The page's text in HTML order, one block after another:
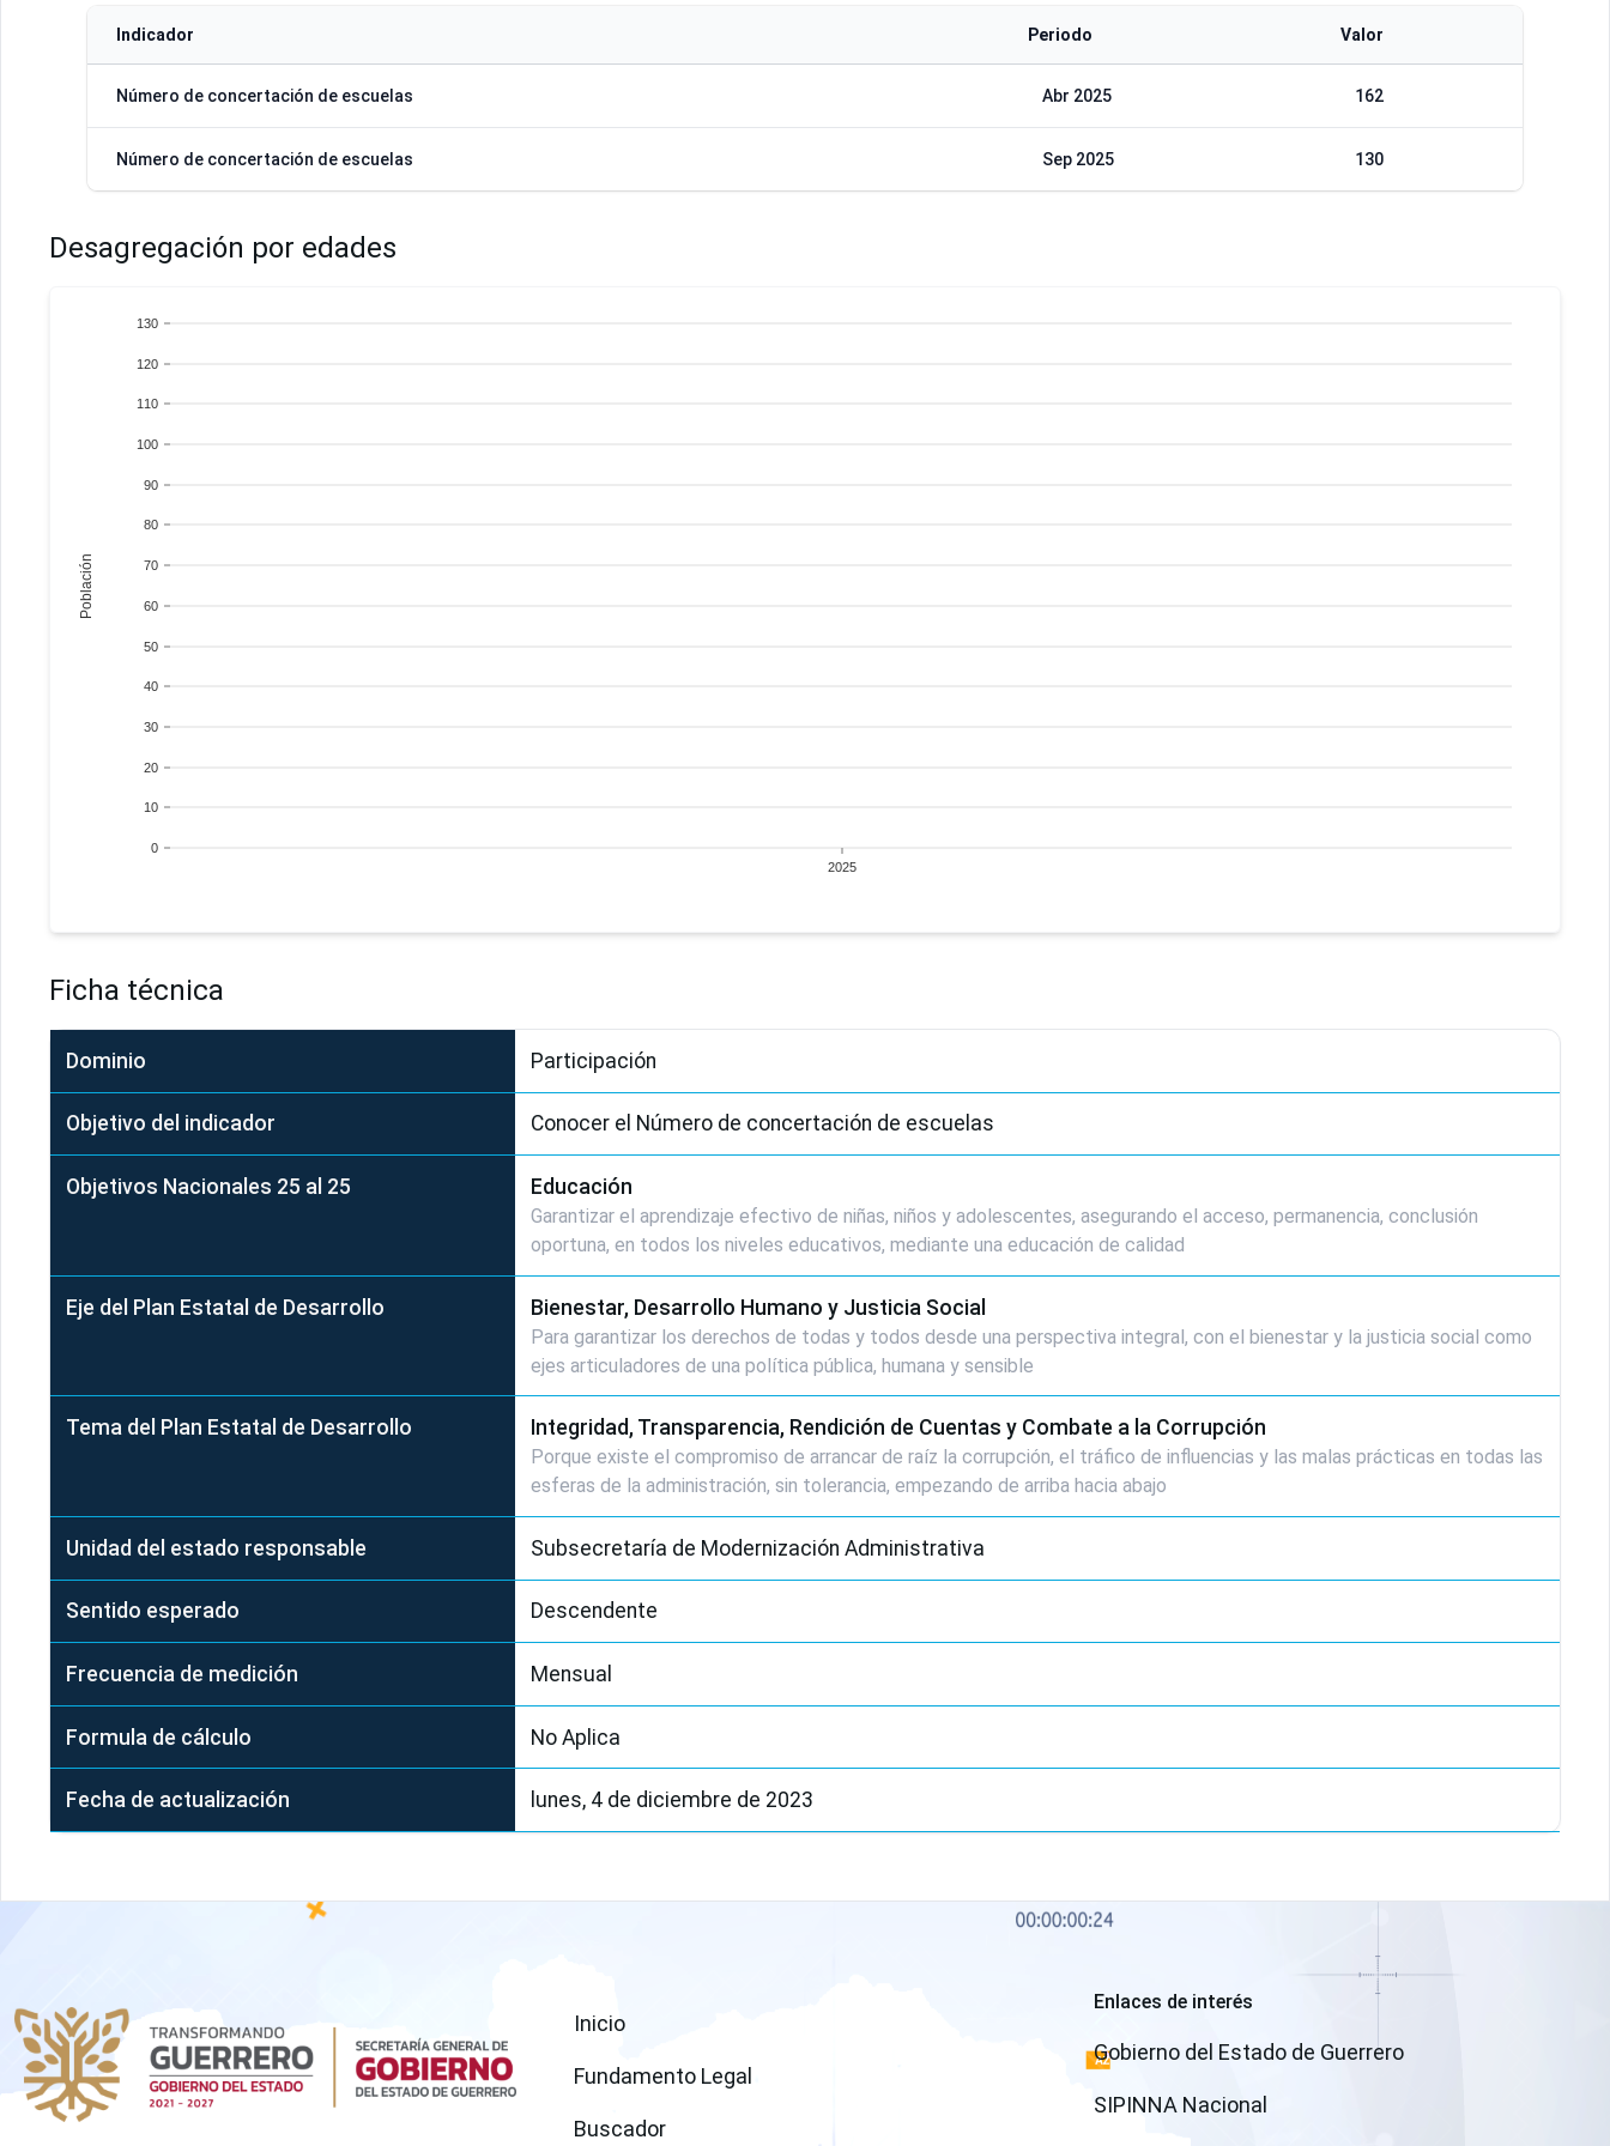
Indicador Periodo Valor
Número de concertación de escuelas Abr 2025 162
Número de concertación de escuelas Sep 2025 130
Desagregación por edades
2025
0
10
20
30
40
50
60
70
80
90
100
110
120
130
Población
Ficha técnica
Dominio Participación
Objetivo del indicador Conocer el Número de concertación de escuelas
Objetivos Nacionales 25 al 25 Educación
Garantizar el aprendizaje efectivo de niñas, niños y adolescentes, asegurando el acceso, permanencia, conclusión
oportuna, en todos los niveles educativos, mediante una educación de calidad
Eje del Plan Estatal de Desarrollo Bienestar, Desarrollo Humano y Justicia Social
Para garantizar los derechos de todas y todos desde una perspectiva integral, con el bienestar y la justicia social como
ejes articuladores de una política pública, humana y sensible
Tema del Plan Estatal de Desarrollo Integridad, Transparencia, Rendición de Cuentas y Combate a la Corrupción
Porque existe el compromiso de arrancar de raíz la corrupción, el tráfico de influencias y las malas prácticas en todas las
esferas de la administración, sin tolerancia, empezando de arriba hacia abajo
Unidad del estado responsable Subsecretaría de Modernización Administrativa
Sentido esperado Descendente
Frecuencia de medición Mensual
Formula de cálculo No Aplica
Fecha de actualización lunes, 4 de diciembre de 2023
Inicio
Fundamento Legal
Buscador
Enlaces de interés
Gobierno del Estado de Guerrero(open a new window)
SIPINNA Nacional